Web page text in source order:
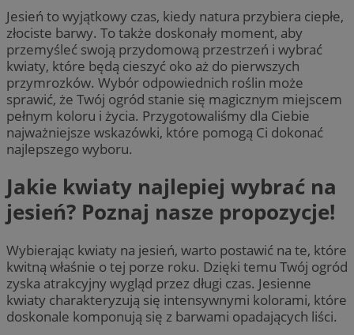
Jesień to wyjątkowy czas, kiedy natura przybiera ciepłe,
złociste barwy. To także doskonały moment, aby
przemyśleć swoją przydomową przestrzeń i wybrać
kwiaty, które będą cieszyć oko aż do pierwszych
przymrozków. Wybór odpowiednich roślin może
sprawić, że Twój ogród stanie się magicznym miejscem
pełnym koloru i życia. Przygotowaliśmy dla Ciebie
najważniejsze wskazówki, które pomogą Ci dokonać
najlepszego wyboru.
Jakie kwiaty najlepiej wybrać na
jesień? Poznaj nasze propozycje!
Wybierając kwiaty na jesień, warto postawić na te, które
kwitną właśnie o tej porze roku. Dzięki temu Twój ogród
zyska atrakcyjny wygląd przez długi czas. Jesienne
kwiaty charakteryzują się intensywnymi kolorami, które
doskonale komponują się z barwami opadających liści.